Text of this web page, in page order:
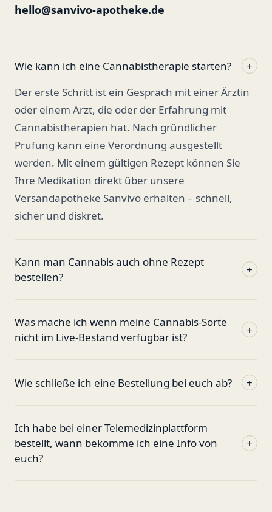
hello@sanvivo-apotheke.de
Wie kann ich eine Cannabistherapie starten?
+
Der erste Schritt ist ein Gespräch mit einer Ärztin
oder einem Arzt, die oder der Erfahrung mit
Cannabistherapien hat. Nach gründlicher
Prüfung kann eine Verordnung ausgestellt
werden. Mit einem gültigen Rezept können Sie
Ihre Medikation direkt über unsere
Versandapotheke Sanvivo erhalten – schnell,
sicher und diskret.
Kann man Cannabis auch ohne Rezept
bestellen?
+
Was mache ich wenn meine Cannabis-Sorte
nicht im Live-Bestand verfügbar ist?
+
Wie schließe ich eine Bestellung bei euch ab? +
Ich habe bei einer Telemedizinplattform
bestellt, wann bekomme ich eine Info von
euch?
+